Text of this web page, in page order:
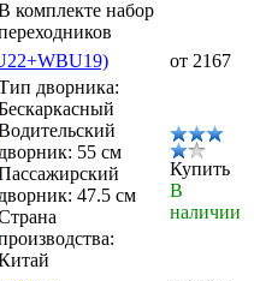
комплекте набор
от 2167
дворника:
дворник: 55 см
дворник: 47.5 см
Купить
В
наличии